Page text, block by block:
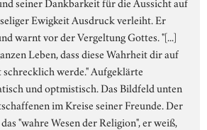
Ewigkeit Ausdruck verleiht. Er
warnt vor der Vergeltung Gottes. "[...]
Leben, dass diese Wahrheit dir auf
werde." Aufgeklärte
und optmistisch. Das Bildfeld unten
im Kreise seiner Freunde. Der
"wahre Wesen der Religion", er weiß,